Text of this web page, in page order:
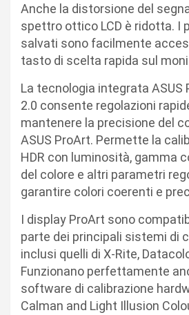
Anche la distorsione del
spettro ottico LCD è ridotta. I
salvati sono facilmente
tasto di scelta rapida sul
La tecnologia integrata ASUS
2.0 consente regolazioni
mantenere la precisione del
ASUS ProArt. Permette la
HDR con luminosità, gamma
del colore e altri parametri
garantire colori coerenti e
I display ProArt sono
parte dei principali sistemi di
inclusi quelli di X-Rite,
Funzionano perfettamente
software di calibrazione
Calman and Light Illusion